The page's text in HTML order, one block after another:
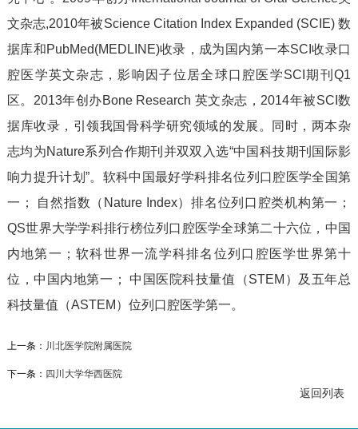
文杂志,2010年被Science Citation Index Expanded (SCIE) 数
据库和PubMed(MEDLINE)收录，成为国内第一本SCI收录口
腔医学英文杂志，影响因子位居全球口腔医学SCI期刊Q1
区。2013年创办Bone Research 英文杂志，2014年被SCI数
据库收录，引领我国骨科学研究领域的发展。同时，两本杂
志均为Nature系列合作期刊并双双入选“中国科技期刊国际影
响力提升计划”。软科中国最好学科排名位列口腔医学全国第
一； 自然指数（Nature Index）排名位列口腔类机构第一；
QS世界大学学科排行榜位列口腔医学全球第二十六位，中国
内地第一；软科世界一流学科排名位列口腔医学世界第十
位，中国内地第一； 中国医院科技量值（STEM）及五年总
科技量值（ASTEM）位列口腔医学第一。
上一条： 川北医学院附属医院
下一条： 四川大学华西医院
返回列表